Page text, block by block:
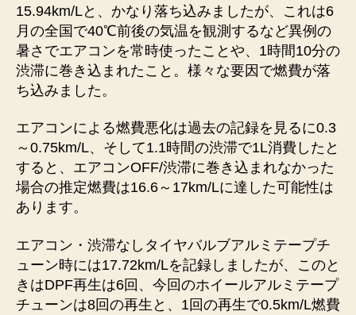
15.94km/Lと、かなり落ち込みましたが、これは6
月の全国で40℃前後の気温を観測するなど異例の
暑さでエアコンを常時使ったことや、1時間10分の
渋滞に巻き込まれたこと。様々な要因で燃費が落
ち込みました。
エアコンによる燃費悪化は過去の記録を見るに0.3
～0.75km/L、そして1.1時間の渋滞で1L消費したと
すると、エアコンOFF/渋滞に巻き込まれなかった
場合の推定燃費は16.6～17km/Lに達した可能性は
あります。
エアコン・渋滞なしタイヤバルブアルミテープチ
ューン時には17.72km/Lを記録しましたが、このと
きはDPF再生は6回、今回のホイールアルミテープ
チューンは8回の再生と、1回の再生で0.5km/L燃費